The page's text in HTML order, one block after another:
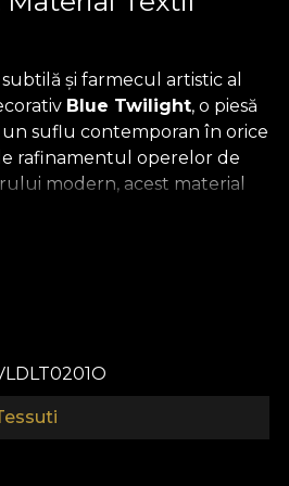
și farmecul artistic al
Blue Twilight, o piesă
suflu contemporan în orice
rafinamentul operelor de
modern, acest material
albastru, pudrat și diafan,
cu atenție la detalii,
și sofisticată,
Blue Twilight deschide o
pentru design interior.